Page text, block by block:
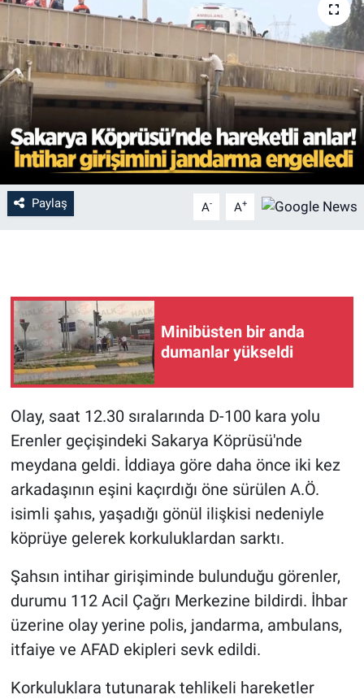
Paylaş A- A+
Minibüsten bir anda
dumanlar yükseldi
Olay, saat 12.30 sıralarında D-100 kara yolu
Erenler geçişindeki Sakarya Köprüsü'nde
meydana geldi. İddiaya göre daha önce iki kez
arkadaşının eşini kaçırdığı öne sürülen A.Ö.
isimli şahıs, yaşadığı gönül ilişkisi nedeniyle
köprüye gelerek korkuluklardan sarktı.
Şahsın intihar girişiminde bulunduğu görenler,
durumu 112 Acil Çağrı Merkezine bildirdi. İhbar
üzerine olay yerine polis, jandarma, ambulans,
itfaiye ve AFAD ekipleri sevk edildi.
Korkuluklara tutunarak tehlikeli hareketler